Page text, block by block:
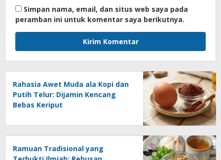
Simpan nama, email, dan situs web saya pada
peramban ini untuk komentar saya berikutnya.
Rahasia Awet Muda ala Kopi dan
Putih Telur: Dijamin Kencang
Bebas Keriput
Ramuan Tradisional yang